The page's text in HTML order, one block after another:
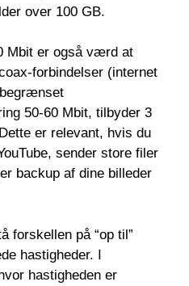
over 100 GB.
Mbit er også værd at
forbindelser (internet
50-60 Mbit, tilbyder 3
er relevant, hvis du
sender store filer
backup af dine billeder
forskellen på “op til”
hastigheder. I
hastigheden er